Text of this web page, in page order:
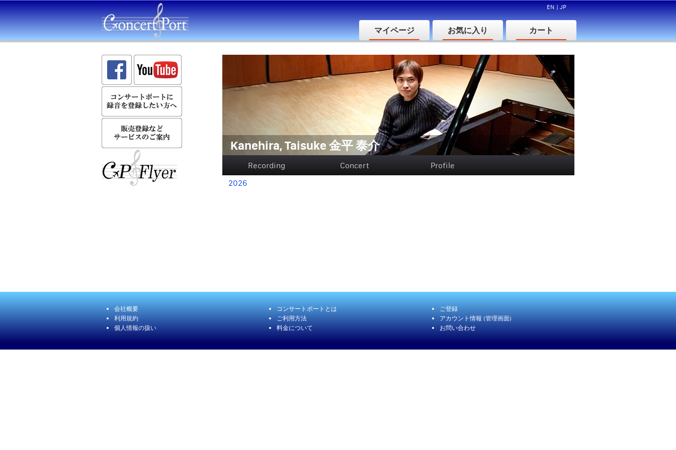
EN |JP
マイページ お気に入り カート
Kanehira, Taisuke 金平 泰介
Recording Concert
Profile
2026
会社概要
利用規約
個人情報の扱い
コンサートポートとは
ご利用方法
料金について
ご登録
アカウント情報 (管理画面)
お問い合わせ